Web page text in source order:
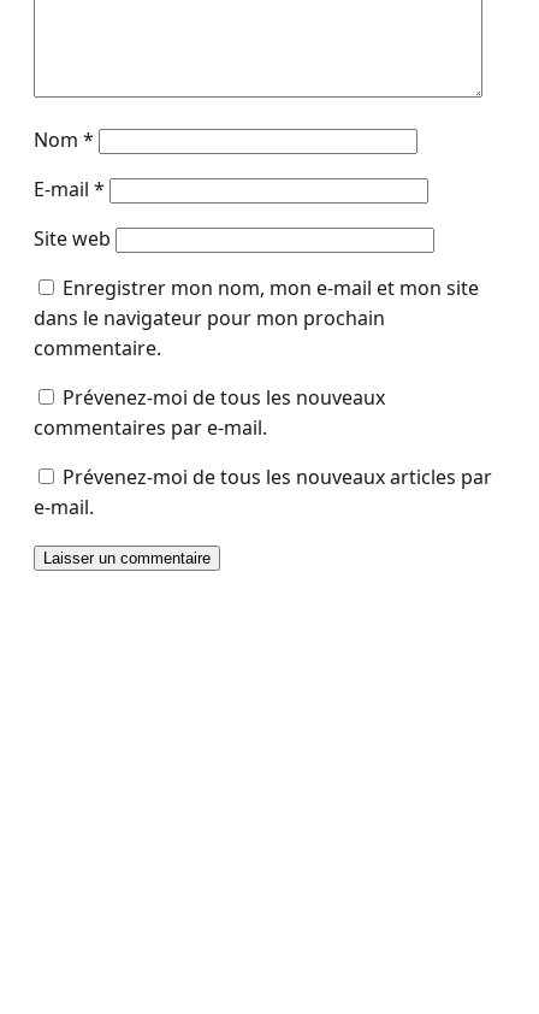
Nom *
E-mail *
Site web
Enregistrer mon nom, mon e-mail et mon site
dans le navigateur pour mon prochain
commentaire.
Prévenez-moi de tous les nouveaux
commentaires par e-mail.
Prévenez-moi de tous les nouveaux articles par
e-mail.